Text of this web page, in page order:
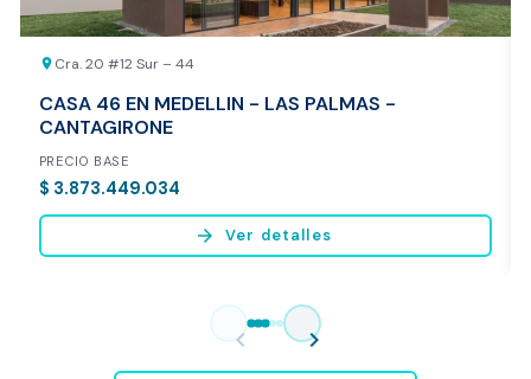
* Servicio disponible exclusivamente para inmuebles ubicados en
Bogotá y Medellín.
location_on Cra. 20 #12 Sur – 44
CASA 46 EN MEDELLIN - LAS PALMAS -
CANTAGIRONE
PRECIO BASE
$ 3.873.449.034
arrow_forward Ver detalles
chevron_left chevron_right